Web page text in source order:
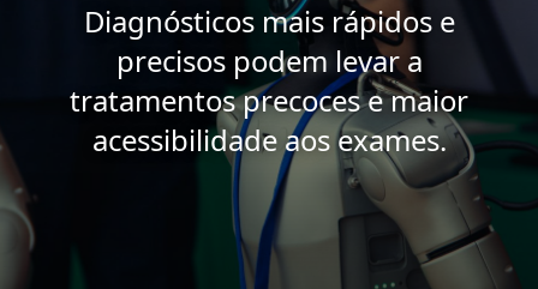
Diagnósticos mais rápidos e
precisos podem levar a
tratamentos precoces e maior
acessibilidade aos exames.